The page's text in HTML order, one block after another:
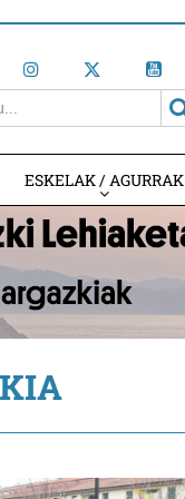
ESKELAK / AGURRAK